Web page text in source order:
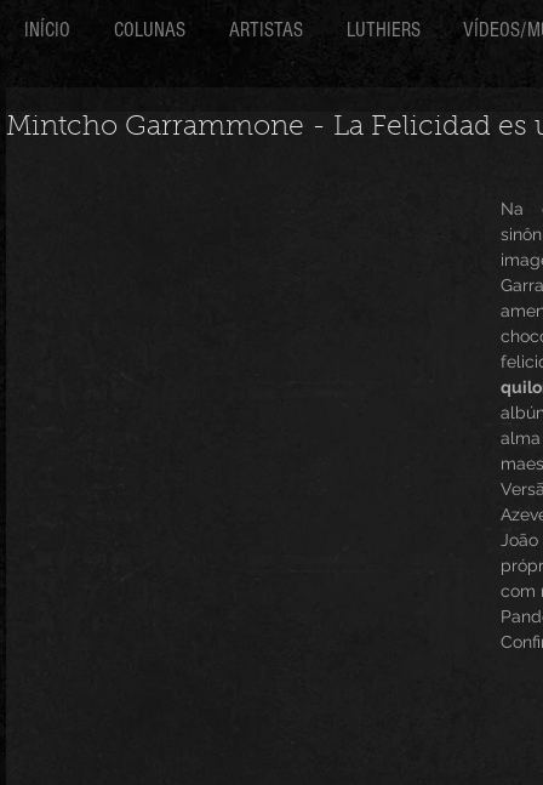
INÍCIO COLUNAS ARTISTAS LUTHIERS VÍDEOS/
Mintcho Garrammone - La Felicidad es
Na
com